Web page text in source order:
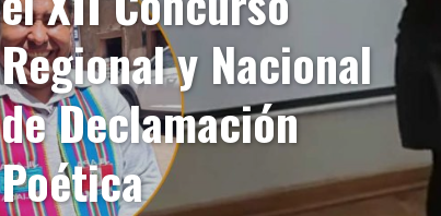
Regional y Nacional
de Declamación
Poética